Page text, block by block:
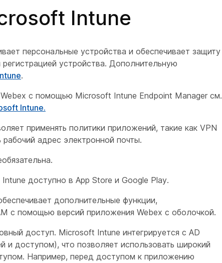
Intune
персональные устройства и обеспечивает защиту
устройства. Дополнительную
.
с помощью Microsoft Intune Endpoint Manager см.
Intune.
применять политики приложений, такие как VPN
адрес электронной почты.
доступно в App Store и Google Play.
дополнительные функции,
с помощью версий приложения Webex с оболочкой.
доступ. Microsoft Intune интегрируется с AD
и доступом), что позволяет использовать широкий
Например, перед доступом к приложению